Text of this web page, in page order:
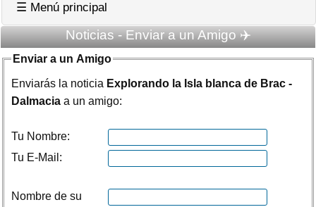
☰ Menú principal
Noticias - Enviar a un Amigo ✈️
Enviar a un Amigo
Enviarás la noticia Explorando la Isla blanca de Brac -
Dalmacia a un amigo:
Tu Nombre:
Tu E-Mail:
Nombre de su